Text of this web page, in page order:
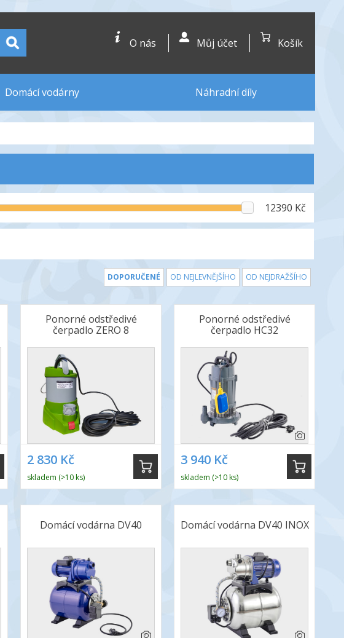
Košík
Můj účet
O nás
Domácí vodárny Náhradní díly
12390 Kč
DOPORUČENÉ OD NEJLEVNĚJŠÍHO OD NEJDRAŽŠÍHO
Ponorné odstředivé
čerpadlo ZERO 8
2 830 Kč
skladem (>10 ks)
Ponorné odstředivé
čerpadlo HC32
3 940 Kč
skladem (>10 ks)
Domácí vodárna DV40 Domácí vodárna DV40 INOX